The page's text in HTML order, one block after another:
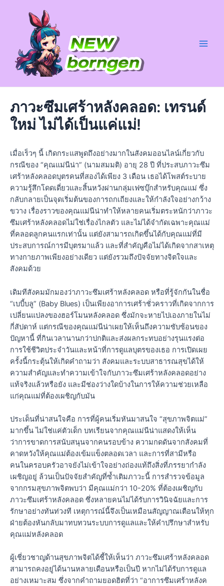
ภาวะซึมเศร้าหลังคลอด: เทรนด์
ใหม่ ไม่ได้เป็นแค่แม่!
เมื่อเร็วๆ นี้ เกิดกระแสพูดถึงอย่างมากในสังคมออนไลน์เกี่ยวกับ
กรณีของ “คุณแม่นีน่า” (นามสมมติ) อายุ 28 ปี ที่ประสบภาวะซึม
เศร้าหลังคลอดบุตรคนที่สองได้เพียง 3 เดือน เธอได้โพสต์ระบาย
ความรู้สึกโดดเดี่ยวและสิ้นหวังผ่านกลุ่มเฟซบุ๊กสำหรับคุณแม่ ซึ่ง
กลับกลายเป็นจุดเริ่มต้นของการถกเถียงและให้กำลังใจอย่างกว้าง
ขวาง เรื่องราวของคุณแม่นีน่าทำให้หลายคนเริ่มตระหนักว่าภาวะ
ซึมเศร้าหลังคลอดไม่ใช่เรื่องไกลตัว และไม่ได้จำกัดเฉพาะคุณแม่
ที่คลอดลูกคนแรกเท่านั้น แต่ยังสามารถเกิดขึ้นได้กับคุณแม่ที่มี
ประสบการณ์การมีบุตรมาแล้ว และที่สำคัญคือไม่ได้เกิดจากสาเหตุ
ทางกายภาพเพียงอย่างเดียว แต่ยังรวมถึงปัจจัยทางจิตใจและ
สังคมด้วย
เดิมทีสังคมมักมองว่าภาวะซึมเศร้าหลังคลอด หรือที่รู้จักกันในชื่อ
“เบบี้บลู” (Baby Blues) เป็นเพียงอาการเศร้าชั่วคราวที่เกิดจากการ
เปลี่ยนแปลงของฮอร์โมนหลังคลอด ซึ่งมักจะหายไปเองภายในไม่
กี่สัปดาห์ แต่กรณีของคุณแม่นีน่าเผยให้เห็นถึงความซับซ้อนของ
ปัญหานี้ ที่กินเวลานานกว่าปกติและส่งผลกระทบอย่างรุนแรงต่อ
การใช้ชีวิตประจำวันและหน้าที่การดูแลบุตรของเธอ การเปิดเผย
ครั้งนี้กระตุ้นให้เกิดคำถามว่า สังคมและระบบสาธารณสุขได้ให้
ความสำคัญและทำความเข้าใจกับภาวะซึมเศร้าหลังคลอดอย่าง
แท้จริงแล้วหรือยัง และมีช่องว่างใดบ้างในการให้ความช่วยเหลือ
แก่คุณแม่ที่ต้องเผชิญกับมัน
ประเด็นที่น่าสนใจคือ การที่ผู้คนเริ่มหันมาสนใจ “สุขภาพจิตแม่”
มากขึ้น ไม่ใช่แค่ตัวเด็ก บทเรียนจากคุณแม่นีน่าแสดงให้เห็น
ว่าการขาดการสนับสนุนจากคนรอบข้าง ความกดดันจากสังคมที่
คาดหวังให้คุณแม่ต้องเข้มแข็งตลอดเวลา และการที่สามีหรือ
คนในครอบครัวอาจยังไม่เข้าใจอย่างถ่องแท้ถึงสิ่งที่ภรรยากำลัง
เผชิญอยู่ ล้วนเป็นปัจจัยสำคัญที่ซ้ำเติมภาวะนี้ การสำรวจข้อมูล
จากกรมสุขภาพจิตพบว่า มีคุณแม่กว่า 10-20% ที่ต้องเผชิญกับ
ภาวะซึมเศร้าหลังคลอด ซึ่งหลายคนไม่ได้รับการวินิจฉัยและการ
รักษาอย่างทันท่วงที เหตุการณ์นี้จึงเป็นเหมือนสัญญาณเตือนให้ทุก
ฝ่ายต้องหันกลับมาทบทวนระบบการดูแลและให้คำปรึกษาสำหรับ
คุณแม่หลังคลอด
ผู้เชี่ยวชาญด้านสุขภาพจิตได้ชี้ให้เห็นว่า ภาวะซึมเศร้าหลังคลอด
สามารถคงอยู่ได้นานหลายเดือนหรือเป็นปี หากไม่ได้รับการดูแล
อย่างเหมาะสม ซึ่งจากคำถามยอดฮิตที่ว่า “อาการซึมเศร้าหลังค